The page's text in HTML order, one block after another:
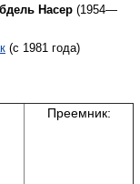
Насер (1954—
(с 1981 года)
Преемник: